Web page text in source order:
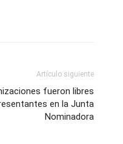
Artículo siguiente
fueron libres
en la Junta
Nominadora